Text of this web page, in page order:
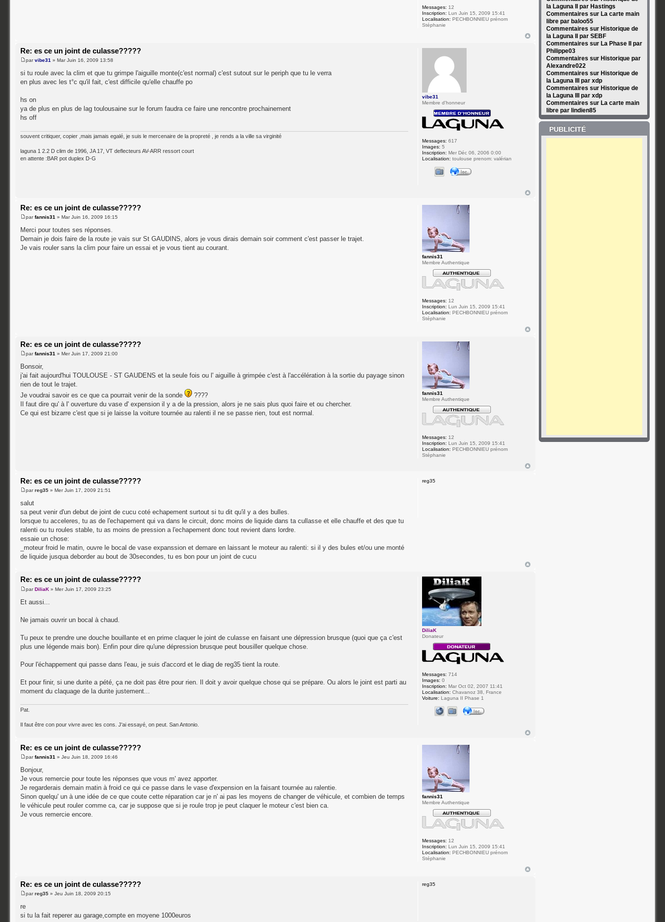
Messages: 12
Inscription: Lun Juin 15, 2009 15:41
Localisation: PECHBONNIEU prénom
Stéphanie
Re: es ce un joint de culasse?????
parvibe31 » Mar Juin 16, 2009 13:58
si tu roule avec la clim et que tu grimpe l'aiguille monte(c'est normal) c'est sutout sur le periph que tu le verra
en plus avec les t°c qu'il fait, c'est difficile qu'elle chauffe po
hs on
ya de plus en plus de lag toulousaine sur le forum faudra ce faire une rencontre prochainement
hs off
souvent critiquer, copier ,mais jamais egalé, je suis le mercenaire de la propreté , je rends a la ville sa virginité
laguna 1 2.2 D clim de 1996, JA 17, VT deflecteurs AV-ARR ressort court
en attente :BAR pot duplex D-G
vibe31
Membre d'honneur
Messages: 617
Images: 5
Inscription: Mer Déc 06, 2006 0:00
Localisation: toulouse prenom: valérian
Re: es ce un joint de culasse?????
parfannis31 » Mar Juin 16, 2009 16:15
Merci pour toutes ses réponses.
Demain je dois faire de la route je vais sur St GAUDINS, alors je vous dirais demain soir comment c'est passer le trajet.
Je vais rouler sans la clim pour faire un essai et je vous tient au courant.
fannis31
Membre Authentique
Messages: 12
Inscription: Lun Juin 15, 2009 15:41
Localisation: PECHBONNIEU prénom
Stéphanie
Re: es ce un joint de culasse?????
parfannis31 » Mer Juin 17, 2009 21:00
Bonsoir,
j'ai fait aujourd'hui TOULOUSE - ST GAUDENS et la seule fois ou l' aiguille à grimpée c'est à l'accélération à la sortie du payage sinon
rien de tout le trajet.
Je voudrai savoir es ce que ca pourrait venir de la sonde
????
Il faut dire qu' à l' ouverture du vase d' expension il y a de la pression, alors je ne sais plus quoi faire et ou chercher.
Ce qui est bizarre c'est que si je laisse la voiture tournée au ralenti il ne se passe rien, tout est normal.
fannis31
Membre Authentique
Messages: 12
Inscription: Lun Juin 15, 2009 15:41
Localisation: PECHBONNIEU prénom
Stéphanie
Re: es ce un joint de culasse?????
parreg35 » Mer Juin 17, 2009 21:51
salut
sa peut venir d'un debut de joint de cucu coté echapement surtout si tu dit qu'il y a des bulles.
lorsque tu acceleres, tu as de l'echapement qui va dans le circuit, donc moins de liquide dans ta cullasse et elle chauffe et des que tu
ralenti ou tu roules stable, tu as moins de pression a l'echapement donc tout revient dans lordre.
essaie un chose:
_moteur froid le matin, ouvre le bocal de vase expanssion et demare en laissant le moteur au ralenti: si il y des bules et/ou une monté
de liquide jusqua deborder au bout de 30secondes, tu es bon pour un joint de cucu
reg35
Re: es ce un joint de culasse?????
parDiliaK » Mer Juin 17, 2009 23:25
Et aussi...
Ne jamais ouvrir un bocal à chaud.
Tu peux te prendre une douche bouillante et en prime claquer le joint de culasse en faisant une dépression brusque (quoi que ça c'est
plus une légende mais bon). Enfin pour dire qu'une dépression brusque peut bousiller quelque chose.
Pour l'échappement qui passe dans l'eau, je suis d'accord et le diag de reg35 tient la route.
Et pour finir, si une durite a pété, ça ne doit pas être pour rien. Il doit y avoir quelque chose qui se prépare. Ou alors le joint est parti au
moment du claquage de la durite justement...
Pat.
Il faut être con pour vivre avec les cons. J'ai essayé, on peut. San Antonio.
DiliaK
Donateur
Messages: 714
Images: 0
Inscription: Mar Oct 02, 2007 11:41
Localisation: Chavanoz 38, France
Voiture: Laguna II Phase 1
Re: es ce un joint de culasse?????
parfannis31 » Jeu Juin 18, 2009 16:46
Bonjour,
Je vous remercie pour toute les réponses que vous m' avez apporter.
Je regarderais demain matin à froid ce qui ce passe dans le vase d'expension en la faisant tournée au ralentie.
Sinon quelqu' un à une idée de ce que coute cette réparation car je n' ai pas les moyens de changer de véhicule, et combien de temps
le véhicule peut rouler comme ca, car je suppose que si je roule trop je peut claquer le moteur c'est bien ca.
Je vous remercie encore.
fannis31
Membre Authentique
Messages: 12
Inscription: Lun Juin 15, 2009 15:41
Localisation: PECHBONNIEU prénom
Stéphanie
Re: es ce un joint de culasse?????
parreg35 » Jeu Juin 18, 2009 20:15
re
si tu la fait reperer au garage,compte en moyene 1000euros
reg35
la Laguna II par Hastings
Commentaires sur La carte main
libre par baloo55
Commentaires sur Historique de
la Laguna II par SEBF
Commentaires sur La Phase II par
Philippe03
Commentaires sur Historique par
Alexandre022
Commentaires sur Historique de
la Laguna III par xdp
Commentaires sur Historique de
la Laguna III par xdp
Commentaires sur La carte main
libre par lindien85
PUBLICITÉ